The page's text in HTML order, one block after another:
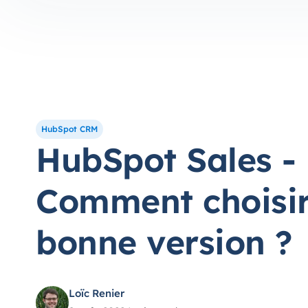
HubSpot CRM
HubSpot Sales -
Comment
bonne version ?
Loïc Renier